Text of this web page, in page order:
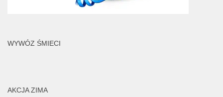
WYWÓZ ŚMIECI
AKCJA ZIMA